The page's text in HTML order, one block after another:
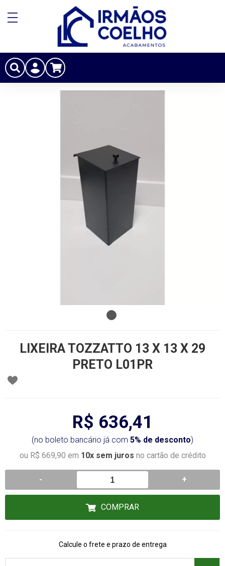
LIXEIRA TOZZATTO 13 X 13 X 29
PRETO L01PR
R$ 636,41
(no boleto bancário já com 5% de desconto)
ou R$ 669,90 em 10x sem juros no cartão de crédito
- +
COMPRAR
Calcule o frete e prazo de entrega